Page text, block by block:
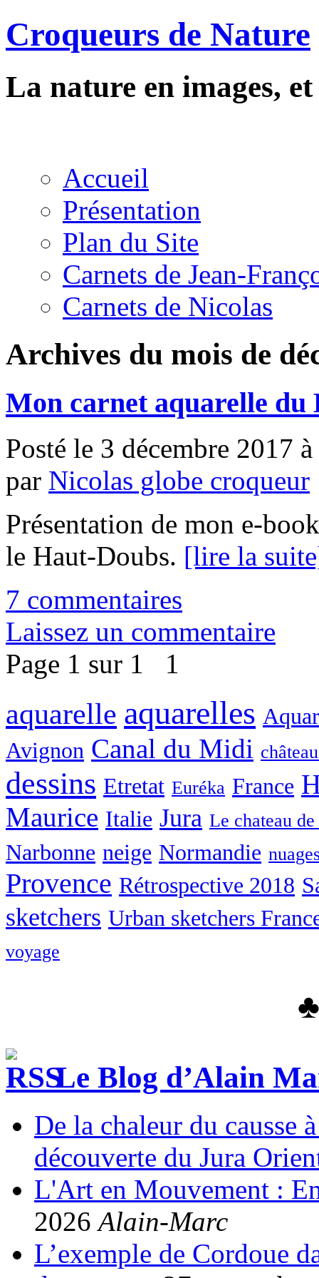
Croqueurs de Nature
La nature en images,
Accueil
Présentation
Plan du Site
Carnets de Jean-
Carnets de Nicolas
Archives du mois de
Mon carnet aquarelle du
Posté le 3 décembre 2017
par Nicolas globe croqueur
Présentation de mon e-
le Haut-Doubs. [lire la
7 commentaires
Laissez un commentaire
Page 1 sur 1
1
aquarelle aquarelles
Avignon Canal du Midi
dessins Etretat Euréka France
Maurice Italie Jura Le chateau
Narbonne neige Normandie
Provence Rétrospective 2018
sketchers Urban sketchers
voyage
Le Blog d’Alain
De la chaleur du causse
découverte du Jura
L'Art en Mouvement :
2026 Alain-Marc
L’exemple de Cordoue